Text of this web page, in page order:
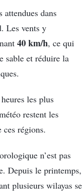
attendues dans
Les vents y
40 km/h, ce qui
sable et réduire la
les plus
restent les
ces régions.
n’est pas
Depuis le printemps,
plusieurs wilayas se